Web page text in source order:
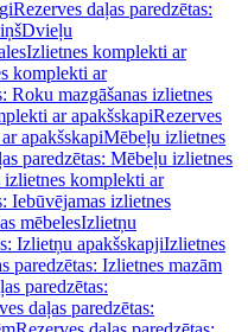
Rezerves daļas paredzētas:
Dvieļu
Izlietnes komplekti ar
komplekti ar
Roku mazgāšanas izlietnes
ar apakšskapiRezerves
apakšskapiMēbeļu izlietnes
paredzētas: Mēbeļu izlietnes
izlietnes komplekti ar
Iebūvējamas izlietnes
mēbelesIzlietņu
Izlietņu apakšskapjiIzlietnes
paredzētas: Izlietnes mazām
paredzētas:
daļas paredzētas: